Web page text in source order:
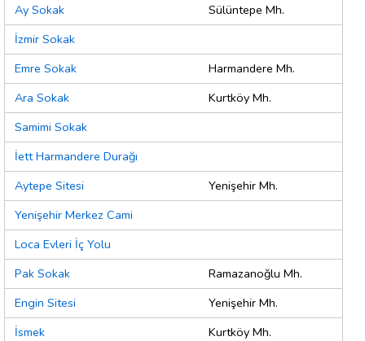
Ay Sokak
Sülüntepe Mh.
İzmir Sokak
Emre Sokak
Harmandere Mh.
Ara Sokak
Kurtköy Mh.
Samimi Sokak
İett Harmandere Durağı
Aytepe Sitesi
Yenişehir Mh.
Yenişehir Merkez Cami
Loca Evleri İç Yolu
Pak Sokak
Ramazanoğlu Mh.
Engin Sitesi
Yenişehir Mh.
İsmek
Kurtköy Mh.